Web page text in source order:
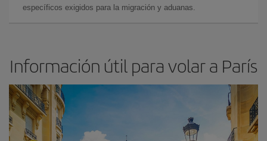
específicos exigidos para la migración y aduanas.
Información útil para volar a París